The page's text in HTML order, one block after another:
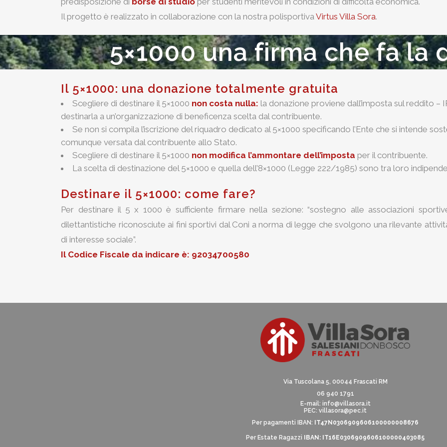
Il progetto è realizzato in collaborazione con la nostra polisportivaVirtus Villa Sora.
5×1000 una firma che fa la
Il 5×1000: una donazione totalmente gratuita
Scegliere di destinare il 5×1000 non costa nulla: la donazione proviene dall’imposta sul reddito –
destinarla a un’organizzazione di beneficenza scelta dal contribuente.
Se non si compila l’iscrizione del riquadro dedicato al 5×1000 specificando l’Ente che si intende
comunque versata dal contribuente allo Stato.
Scegliere di destinare il 5×1000 non modifica l’ammontare dell’imposta per il contribuente.
La scelta di destinazione del 5×1000 e quella dell’8×1000 (Legge 222/1985) sono tra loro
Destinare il 5×1000: come fare?
Per destinare il 5 x 1000 è sufficiente firmare nella sezione: “sostegno alle associazioni
dilettantistiche riconosciute ai fini sportivi dal Coni a norma di legge che svolgono una rilevante
di interesse sociale”.
Il Codice Fiscale da indicare è: 92034700580
Via Tuscolana 5, 00044 Frascati RM
06 940 1791
E-mail: info@villasora.it
PEC: villasora@pec.it
Per pagamenti IBAN:
IT47N0306909606100000008676
Per Estate Ragazzi IBAN: IT16E0306909606100000403085